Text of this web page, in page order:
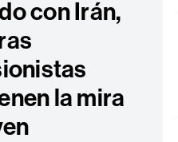
con Irán,
la mira